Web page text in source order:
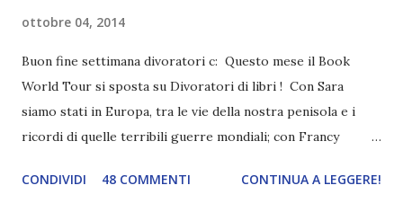
ottobre 04, 2014
Buon fine settimana divoratori c: Questo mese il Book
World Tour si sposta su Divoratori di libri ! Con Sara
siamo stati in Europa, tra le vie della nostra penisola e i
ricordi di quelle terribili guerre mondiali; con Francy
abbiamo vagato nella savana. Ora preparate le valigie che si
CONDIVIDI 48 COMMENTI CONTINUA A LEGGERE!